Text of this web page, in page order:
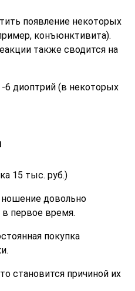
появление некоторых
конъюнктивита).
также сводится на
6 диоптрий (в некоторых
15 тыс. руб.)
довольно
первое время.
покупка
становится причиной их